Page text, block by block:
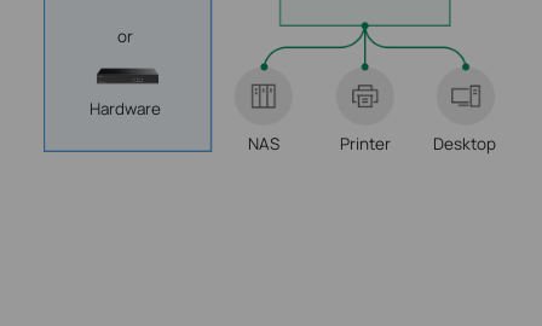
or
Hardware
NAS Desktop
Printer